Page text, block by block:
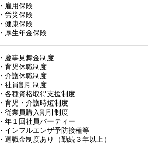
・雇用保険
・労災保険
・健康保険
・厚生年金保険
・慶事見舞金制度
・育児休職制度
・介護休職制度
・社員割引制度
・各種資格取得支援制度
・育児・介護時短制度
・従業員購入割引制度
・年１回社員パーティー
・インフルエンザ予防接種等
・退職金制度あり（勤続３年以上）